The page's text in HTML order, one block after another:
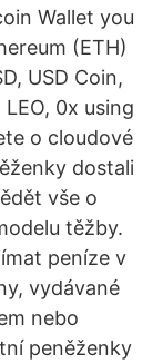
Wallet you
(ETH)
USD Coin,
0x using
o cloudové
dostali
vše o
těžby.
peníze v
vydávané
nebo
peněženky